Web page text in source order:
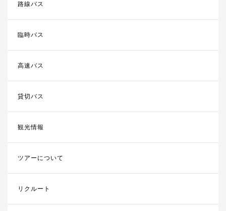
路線バス
臨時バス
高速バス
貸切バス
観光情報
ツアーについて
リクルート